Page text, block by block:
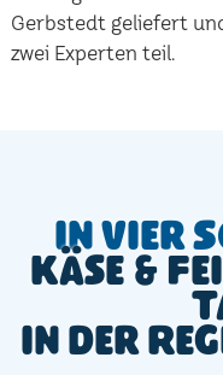
Gerbstedt geliefert
zwei Experten teil.
In vier
Käse &
in der